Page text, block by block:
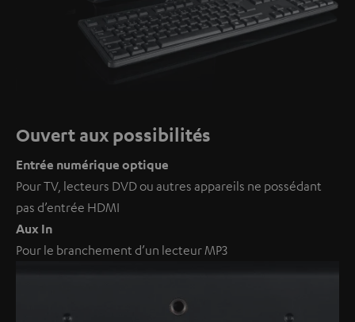
Ouvert aux possibilités
Entrée numérique optique
Pour TV, lecteurs DVD ou autres appareils ne possédant
pas d’entrée HDMI
Aux In
Pour le branchement d’un lecteur MP3